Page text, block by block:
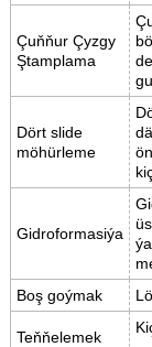
Çuňňur Çyzgy
Ştamplama
Dört slide
möhürleme
Gidroformasiýa
Boş goýmak
Teňňelemek